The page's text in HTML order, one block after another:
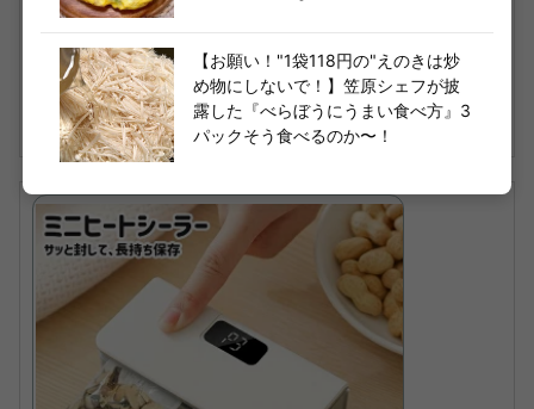
爆買 ポイント消化 くすばぁのおすすめ
楽天で購入
【お願い！"1袋118円の"えのきは炒
め物にしないで！】笠原シェフが披
露した『べらぼうにうまい食べ方』3
パックそう食べるのか〜！